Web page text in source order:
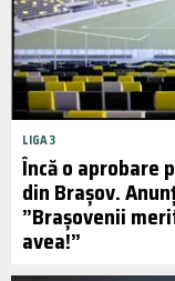
LIGA 3
Încă o aprobare
din Brașov.
”Brașovenii
avea!”